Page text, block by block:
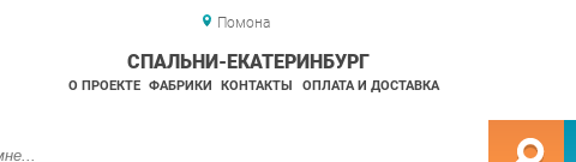
Помона
СПАЛЬНИ-ЕКАТЕРИНБУРГ
О ПРОЕКТЕ ФАБРИКИ КОНТАКТЫ ОПЛАТА И ДОСТАВКА